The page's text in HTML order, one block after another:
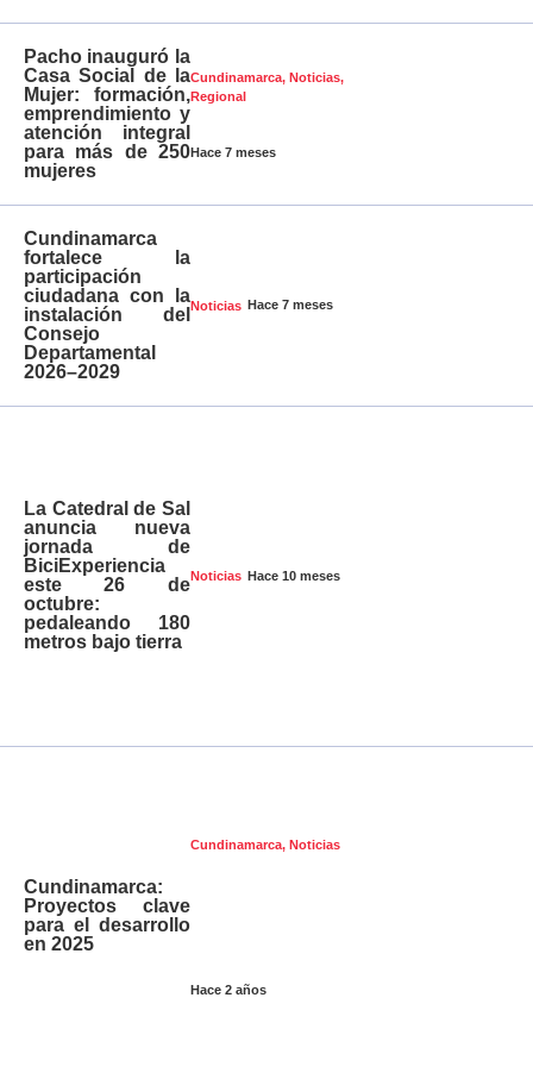
Cundinamarca, Noticias,
Regional
Hace 7 meses
Pacho inauguró la
Casa Social de la
Mujer: formación,
emprendimiento y
atención integral
para más de 250
mujeres
Noticias Hace 7 meses
Cundinamarca
fortalece la
participación
ciudadana con la
instalación del
Consejo
Departamental
2026–2029
Noticias Hace 10 meses
La Catedral de Sal
anuncia nueva
jornada de
BiciExperiencia
este 26 de
octubre:
pedaleando 180
metros bajo tierra
Cundinamarca, Noticias
Hace 2 años
Cundinamarca:
Proyectos clave
para el desarrollo
en 2025